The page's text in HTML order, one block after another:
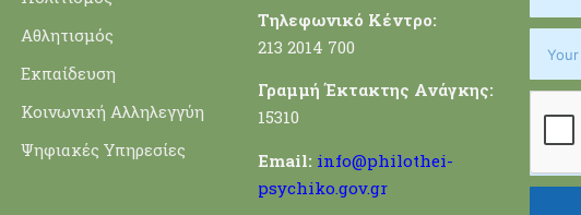
Αθλητισμός
Εκπαίδευση
Κοινωνική Αλληλεγγύη
Ψηφιακές Υπηρεσίες
Τηλεφωνικό Κέντρο:
213 2014 700
Γραμμή Έκτακτης Ανάγκης:
15310
Email: info@philothei-
psychiko.gov.gr